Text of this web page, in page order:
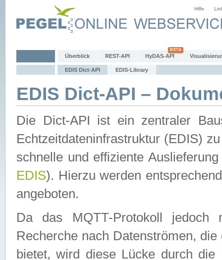
Hilfe
Überblick REST-API HyDAS-API
EDIS Dict-API EDIS-Library
EDIS Dict-API –
Die Dict-API ist ein zentraler
Echtzeitdateninfrastruktur (EDIS)
schnelle und effiziente
EDIS). Hierzu werden
angeboten.
Da das MQTT-Protokoll jedoch
Recherche nach Datenströmen,
bietet, wird diese Lücke durch die